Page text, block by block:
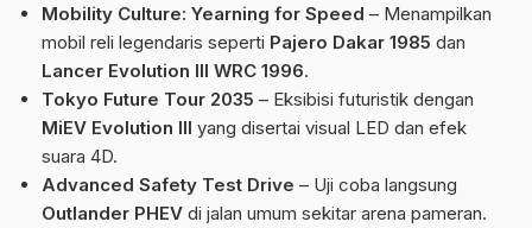
Mobility Culture: Yearning for Speed – Menampilkan
mobil reli legendaris seperti Pajero Dakar 1985 dan
Lancer Evolution III WRC 1996.
Tokyo Future Tour 2035 – Eksibisi futuristik dengan
MiEV Evolution III yang disertai visual LED dan efek
suara 4D.
Advanced Safety Test Drive – Uji coba langsung
Outlander PHEV di jalan umum sekitar arena pameran.